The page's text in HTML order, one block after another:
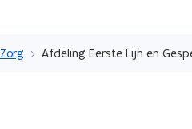
en Afdeling Eerste Lijn en